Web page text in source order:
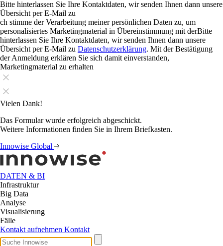
Bitte hinterlassen Sie Ihre Kontaktdaten, wir senden Ihnen dann unsere
Übersicht per E-Mail zu
ch stimme der Verarbeitung meiner persönlichen Daten zu, um
personalisiertes Marketingmaterial in Übereinstimmung mit derBitte
hinterlassen Sie Ihre Kontaktdaten, wir senden Ihnen dann unsere
Übersicht per E-Mail zu Datenschutzerklärung. Mit der Bestätigung
der Anmeldung erklären Sie sich damit einverstanden,
Marketingmaterial zu erhalten
Vielen Dank!
Das Formular wurde erfolgreich abgeschickt.
Weitere Informationen finden Sie in Ihrem Briefkasten.
Innowise Global
DATEN & BI
Infrastruktur
Big Data
Analyse
Visualisierung
Fälle
Kontakt aufnehmen Kontakt